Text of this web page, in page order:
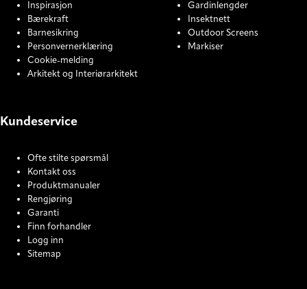
Inspirasjon
Bærekraft
Barnesikring
Personvernerklæring
Cookie-melding
Arkitekt og Interiørarkitekt
Gardinlengder
Insektnett
Outdoor Screens
Markiser
Kundeservice
Ofte stilte spørsmål
Kontakt oss
Produktmanualer
Rengjøring
Garanti
Finn forhandler
Logg inn
Sitemap